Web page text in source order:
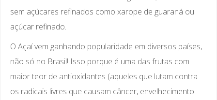
sem açúcares refinados como xarope de guaraná ou
açúcar refinado.
O Açaí vem ganhando popularidade em diversos países,
não só no Brasil! Isso porque é uma das frutas com
maior teor de antioxidantes (aqueles que lutam contra
os radicais livres que causam câncer, envelhecimento